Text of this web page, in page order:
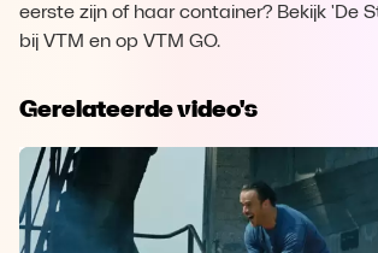
eerste zijn of haar container? Bekijk 'De
bij VTM en op VTM GO.
Gerelateerde video's